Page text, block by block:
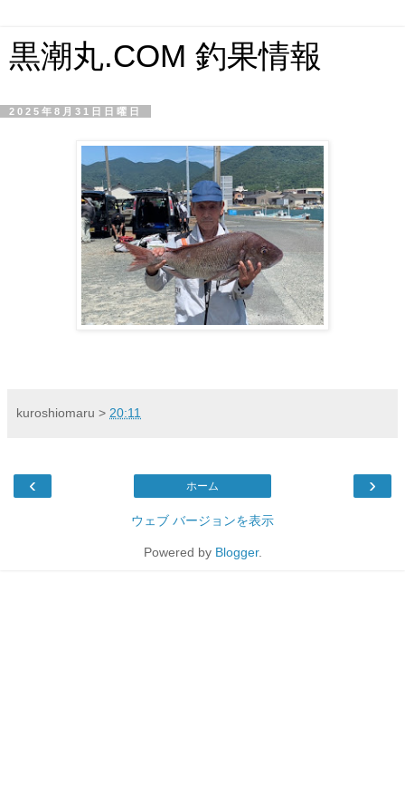
黒潮丸.COM 釣果情報
2025年8月31日日曜日
kuroshiomaru > 20:11
‹ ›
ホーム
ウェブ バージョンを表示
Powered by Blogger.